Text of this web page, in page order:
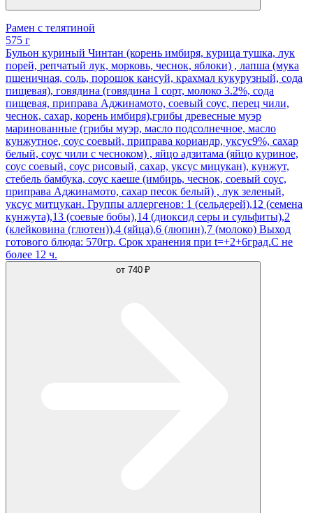
Рамен с телятиной
575 г
Бульон куриный Чинтан (корень имбиря, курица тушка, лук
порей, репчатый лук, морковь, чеснок, яблоки) , лапша (мука
пшеничная, соль, порошок кансуй, крахмал кукурузный, сода
пищевая), говядина (говядина 1 сорт, молоко 3.2%, сода
пищевая, приправа Аджинамото, соевый соус, перец чили,
чеснок, сахар, корень имбиря),грибы древесные муэр
маринованные (грибы муэр, масло подсолнечное, масло
кунжутное, соус соевый, приправа кориандр, уксус9%, сахар
белый, соус чили с чесноком) , яйцо адзитама (яйцо куриное,
соус соевый, соус рисовый, сахар, уксус мицукан), кунжут,
стебель бамбука, соус каеше (имбирь, чеснок, соевый соус,
приправа Аджинамото, сахар песок белый) , лук зеленый,
уксус митцукан. Группы аллергенов: 1 (сельдерей),12 (семена
кунжута),13 (соевые бобы),14 (диоксид серы и сульфиты),2
(клейковина (глютен)),4 (яйца),6 (люпин),7 (молоко) Выход
готового блюда: 570гр. Срок хранения при t=+2+6град.С не
более 12 ч.
от 740 ₽